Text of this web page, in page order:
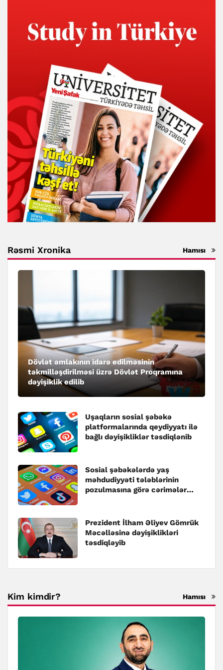
Rəsmi Xronika Hamısı
Dövlət əmlakının idarə edilməsinin
təkmilləşdirilməsi üzrə Dövlət Proqramına
dəyişiklik edilib
Uşaqların sosial şəbəkə
platformalarında qeydiyyatı ilə
bağlı dəyişikliklər təsdiqlənib
Sosial şəbəkələrdə yaş
məhdudiyyəti tələblərinin
pozulmasına görə cərimələr
Prezident İlham Əliyev Gömrük
Məcəlləsinə dəyişiklikləri
təsdiqləyib
Kim kimdir? Hamısı